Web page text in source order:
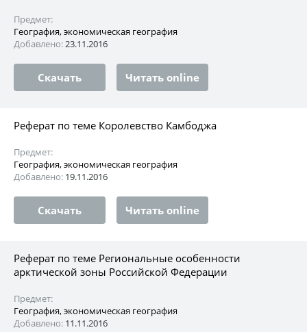
Предмет:
География, экономическая география
Добавлено:23.11.2016
Скачать Читать online
Реферат по теме Королевство Камбоджа
Предмет:
География, экономическая география
Добавлено: 19.11.2016
Скачать Читать online
Реферат по теме Региональные особенности
арктической зоны Российской Федерации
Предмет:
География, экономическая география
Добавлено: 11.11.2016